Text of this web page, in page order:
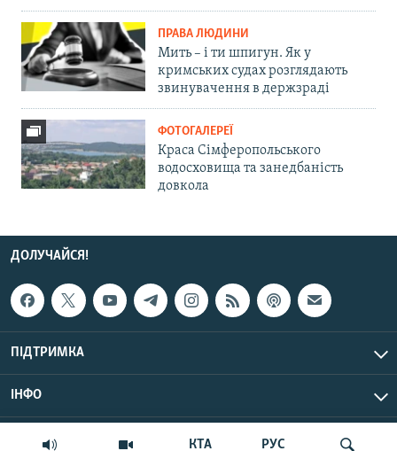
КТА РУС
ПРАВА ЛЮДИНИ
Мить – і ти шпигун. Як у
кримських судах розглядають
звинувачення в держзраді
ФОТОГАЛЕРЕЇ
Краса Сімферопольського
водосховища та занедбаність
довкола
ДОЛУЧАЙСЯ!
ПІДТРИМКА
ІНФО
© Крим.Реалії, 2026 | Усі права застережено.